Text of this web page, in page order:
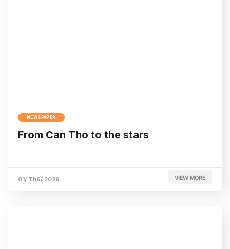
NEWSPAPER
From Can Tho to the stars
01/ Th6/ 2026 VIEW MORE